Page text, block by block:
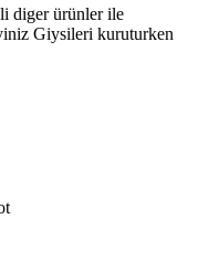
diger ürünler ile
Giysileri kuruturken